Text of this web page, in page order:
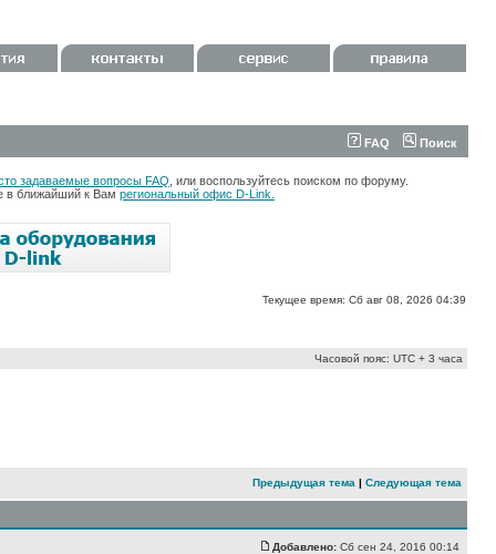
FAQ Поиск
задаваемые вопросы FAQ , или воспользуйтесь поиском по форуму.
в ближайший к Вам региональный офис D-Link.
Текущее время: Сб авг 08, 2026 04:39
Часовой пояс: UTC + 3 часа
Предыдущая тема | Следующая тема
Добавлено: Сб сен 24, 2016 00:14